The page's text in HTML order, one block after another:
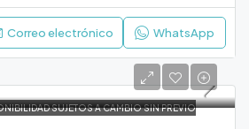
Correo electrónico WhatsApp
SUJETOS A CAMBIO SIN PREVIO